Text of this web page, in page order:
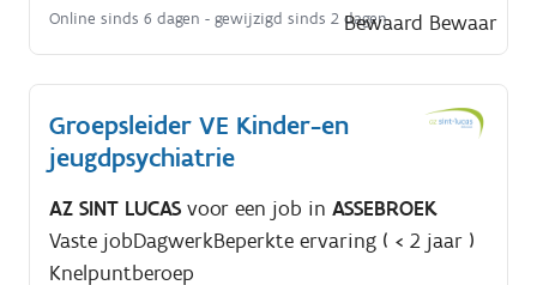
Online sinds 6 dagen - gewijzigd sinds 2 dagen
Bewaard Bewaar
Groepsleider VE Kinder-en
jeugdpsychiatrie
AZ SINT LUCAS voor een job in ASSEBROEK
Vaste jobDagwerkBeperkte ervaring ( < 2 jaar )
Knelpuntberoep